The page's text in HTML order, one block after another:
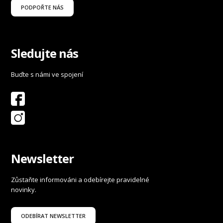
PODPOŘTE NÁS
Sledujte nás
Buďte s námi ve spojení
Newsletter
Zůstaňte informováni a odebírejte pravidelné
novinky.
ODEBÍRAT NEWSLETTER